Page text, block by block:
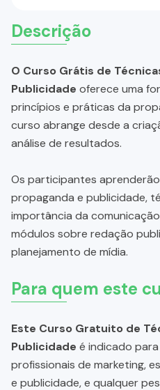
Descrição
O Curso Grátis de
Publicidade oferece uma
princípios e práticas da
curso abrange desde a
análise de resultados.
Os participantes
propaganda e publicidade,
importância da
módulos sobre redação
planejamento de mídia.
Para quem este
Este Curso Gratuito de
Publicidade é indicado
profissionais de marketing,
e publicidade, e qualquer